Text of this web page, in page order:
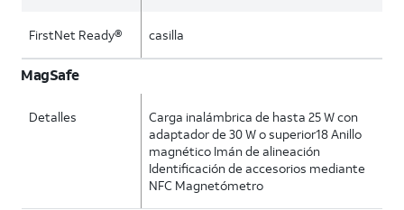
FirstNet Ready® casilla
MagSafe
Detalles
Carga inalámbrica de hasta 25 W con
adaptador de 30 W o superior18 Anillo
magnético Imán de alineación
Identificación de accesorios mediante
NFC Magnetómetro